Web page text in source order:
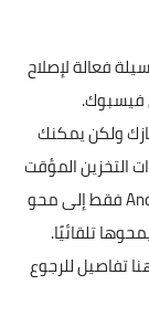
فعالة لإصلاح
فيسبوك.
ولكن يمكنك
التخزين المؤقت
للتطبيق. ولكن هنا ، يحتاج مستخدمو هاتف Android فقط إلى محو
تفاصيل للرجوع